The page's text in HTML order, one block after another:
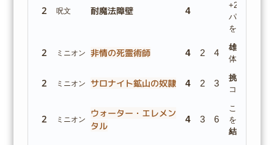
2 呪文 耐魔法障壁 4
+2/+2と「
パワーの標
を付与する
2 ミニオン 非情の死霊術師 4 2 4
雄叫び:
体召喚する
2 ミニオン サロナイト鉱山の奴隷 4 2 3
挑発
コピーを1
2 ミニオン
ウォーター・エレメン
タル
4 3 6
このミニオ
を受けたキ
結させる。